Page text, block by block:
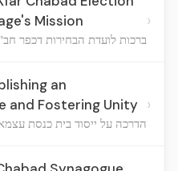
Mission
ברכות לועדת הבחירות דכפר
›
an
and Fostering Unity
הדרכה על ייסוד בית כנסת
›